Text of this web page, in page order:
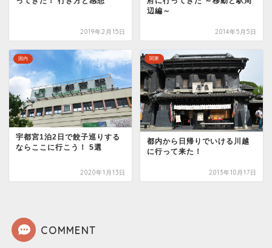
2019年2月15日
辺編～
2014年5月5日
国内
宇都宮1泊2日で餃子巡りする
ならここに行こう！ 5選
2020年1月13日
関東
都内から日帰りでいける川越
に行って来た！
2013年10月17日
COMMENT